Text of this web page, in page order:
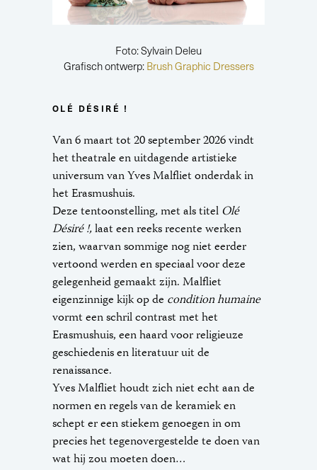
Foto: Sylvain Deleu
Grafisch ontwerp:Brush Graphic Dressers
OLÉ DÉSIRÉ !
Van 6 maart tot 20 september 2026 vindt
het theatrale en uitdagende artistieke
universum van Yves Malfliet onderdak in
het Erasmushuis.
Deze tentoonstelling,met als titel Olé
Désiré !,laat een reeks recente werken
zien, waarvan sommige nog niet eerder
vertoond werden en speciaal voor deze
gelegenheid gemaakt zijn. Malfliet
eigenzinnige kijk op de condition humaine
vormt een schril contrast met het
Erasmushuis, een haard voor religieuze
geschiedenis en literatuur uit de
renaissance.
Yves Malfliet houdt zich niet echt aan de
normen en regels van de keramiek en
schept er een stiekem genoegen in om
precies het tegenovergestelde te doen van
wat hij zou moeten doen…